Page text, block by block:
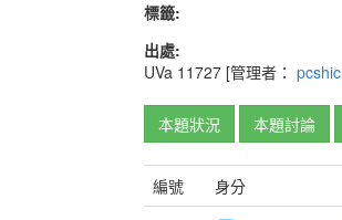
標籤:
出處:
UVa 11727 [管理者： pcshic
本題狀況 本題討論
編號 身分